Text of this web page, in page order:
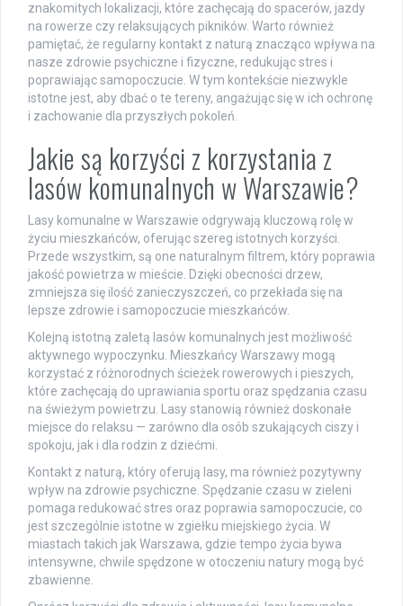
znakomitych lokalizacji, które zachęcają do spacerów, jazdy
na rowerze czy relaksujących pikników. Warto również
pamiętać, że regularny kontakt z naturą znacząco wpływa na
nasze zdrowie psychiczne i fizyczne, redukując stres i
poprawiając samopoczucie. W tym kontekście niezwykle
istotne jest, aby dbać o te tereny, angażując się w ich ochronę
i zachowanie dla przyszłych pokoleń.
Jakie są korzyści z korzystania z
lasów komunalnych w Warszawie?
Lasy komunalne w Warszawie odgrywają kluczową rolę w
życiu mieszkańców, oferując szereg istotnych korzyści.
Przede wszystkim, są one naturalnym filtrem, który poprawia
jakość powietrza w mieście. Dzięki obecności drzew,
zmniejsza się ilość zanieczyszczeń, co przekłada się na
lepsze zdrowie i samopoczucie mieszkańców.
Kolejną istotną zaletą lasów komunalnych jest możliwość
aktywnego wypoczynku. Mieszkańcy Warszawy mogą
korzystać z różnorodnych ścieżek rowerowych i pieszych,
które zachęcają do uprawiania sportu oraz spędzania czasu
na świeżym powietrzu. Lasy stanowią również doskonałe
miejsce do relaksu — zarówno dla osób szukających ciszy i
spokoju, jak i dla rodzin z dziećmi.
Kontakt z naturą, który oferują lasy, ma również pozytywny
wpływ na zdrowie psychiczne. Spędzanie czasu w zieleni
pomaga redukować stres oraz poprawia samopoczucie, co
jest szczególnie istotne w zgiełku miejskiego życia. W
miastach takich jak Warszawa, gdzie tempo życia bywa
intensywne, chwile spędzone w otoczeniu natury mogą być
zbawienne.